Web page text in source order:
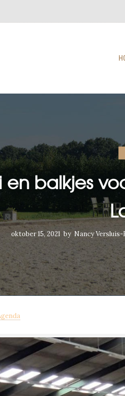
balkjes
oktober 15, 2021 by Nancy